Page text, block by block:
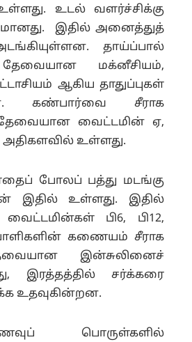
உள்ளது. உடல் வளர்ச்சிக்கு
இதில் அனைத்துத்
தாய்ப்பால்
தேவையான மக்னீசியம்,
ஆகிய தாதுப்புகள்
கண்பார்வை சீராக
தேவையான வைட்டமின் ஏ,
அதிகளவில் உள்ளது.
போலப் பத்து மடங்கு
இதில் உள்ளது. இதில்
வைட்டமின்கள் பி6, பி12,
கணையம் சீராக
இன்சுலினைச்
இரத்தத்தில் சர்க்கரை
உதவுகின்றன.
பொருள்களில்